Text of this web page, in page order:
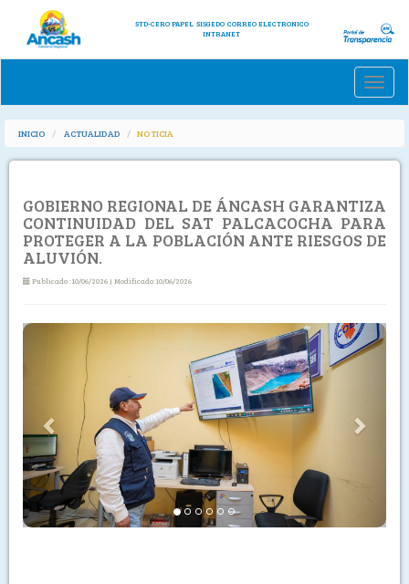
STD-CERO PAPEL SISGEDO CORREO ELECTRONICO
INTRANET
Toggle
INICIO ACTUALIDAD NOTICIA
GOBIERNO REGIONAL DE ÁNCASH GARANTIZA
CONTINUIDAD DEL SAT PALCACOCHA PARA
PROTEGER A LA POBLACIÓN ANTE RIESGOS DE
ALUVIÓN.
Publicado :10/06/2026 | Modificado:10/06/2026
Previous Next